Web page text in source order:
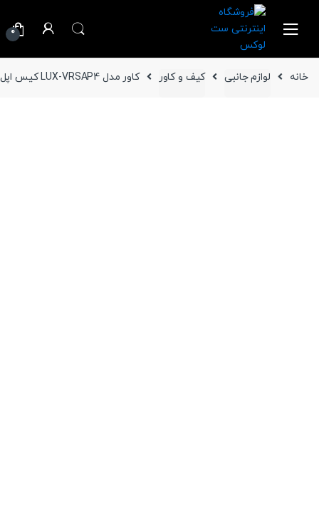
0
خانه لوازم جانبی کیف و کاور کاور مدل LUX-VRSAP4 کیس اپل AirPods 4 / AirPods 4 ANC